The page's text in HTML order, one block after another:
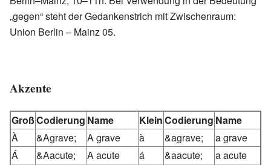
„gegen“ steht der Gedankenstrich mit Zwischenraum:
Union Berlin – Mainz 05.
Akzente
GroßCodierung Name KleinCodierung Name
À
&Agrave; A grave à &agrave;
a grave
Á
&Aacute; A acute á &aacute;
a acute